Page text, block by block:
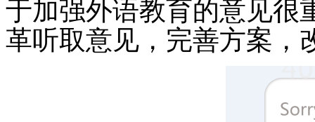
于加强外语教育的意见很
革听取意见，完善方案，